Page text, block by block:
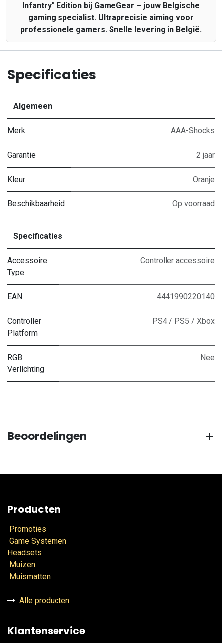
Infantry" Edition bij GameGear – jouw Belgische
gaming specialist. Ultraprecisie aiming voor
professionele gamers. Snelle levering in België.
Specificaties
Algemeen
Merk AAA-Shocks
Garantie 2 jaar
Kleur Oranje
Beschikbaarheid Op voorraad
Specificaties
Accessoire
Type
Controller accessoire
EAN 4441990220140
Controller
Platform
PS4 / PS5 / Xbox
RGB
Verlichting
Nee
Beoordelingen
Producten
Promoties
Game Systemen
Headsets
Muizen
Muismatten
Alle producten
Klantenservice